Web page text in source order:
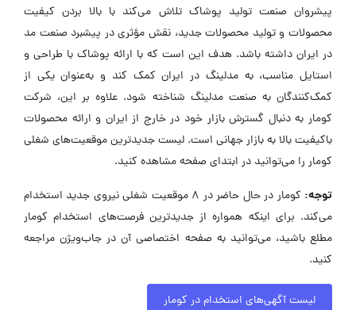
پیشروان صنعت تولید پوشاک تلاش می‌کند با بالا بردن کیفیت
محصولات و تولید محصولات جدید، نقش مؤثری در پیشبرد صنعت مد
در ایران داشته باشد. هدف این است که با ارائه پوشاک با طراحی و
استایل مناسب، به مدلینگ در ایران کمک کند و به‌عنوان یکی از
کمک‌کنندگان به صنعت مدلینگ شناخته شود. علاوه بر این، شرکت
کومار به دنبال گسترش بازار خود در خارج از ایران و ارائه محصولات
باکیفیت بالا به بازار جهانی است. لیست جدیدترین موقعیت‌های شغلی
کومار را می‌توانید در ابتدای صفحه مشاهده کنید.
توجه:
کومار در حال حاضر در ۸ موقعیت شغلی نیروی جدید استخدام
می‌کند. برای اینکه همواره از جدیدترین فرصت‌های استخدام کومار
مطلع باشید، می‌توانید به صفحه اختصاصی آن در جاب‌ویژن مراجعه
کنید.
لیست آگهی‌های استخدام در کومار